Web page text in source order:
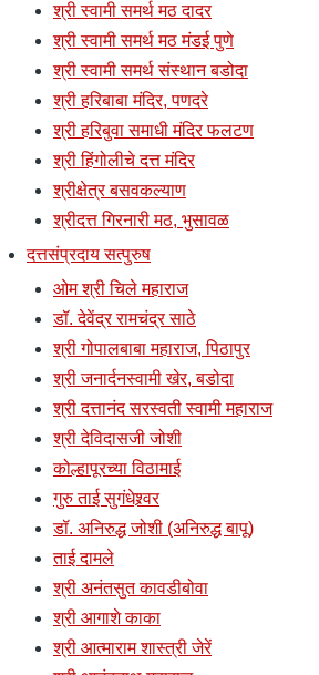
श्री स्वामी समर्थ मठ दादर
श्री स्वामी समर्थ मठ मंडई पुणे
श्री स्वामी समर्थ संस्थान बडोदा
श्री हरिबाबा मंदिर, पणदरे
श्री हरिबुवा समाधी मंदिर फलटण
श्री हिंगोलीचे दत्त मंदिर
श्रीक्षेत्र बसवकल्याण
श्रीदत्त गिरनारी मठ, भुसावळ
दत्तसंप्रदाय सत्पुरुष
ओम श्री चिले महाराज
डॉ. देवेंद्र रामचंद्र साठे
श्री गोपालबाबा महाराज, पिठापुर
श्री जनार्दनस्वामी खेर, बडोदा
श्री दत्तानंद सरस्वती स्वामी महाराज
श्री देविदासजी जोशी
कोल्हापूरच्या विठामाई
गुरु ताई सुगंधेश्र्वर
डॉ. अनिरुद्ध जोशी (अनिरुद्ध बापू)
ताई दामले
श्री अनंतसुत कावडीबोवा
श्री आगाशे काका
श्री आत्माराम शास्त्री जेरें